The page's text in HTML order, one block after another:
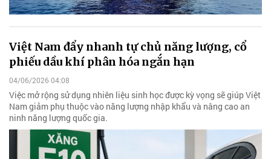
Việt Nam đẩy nhanh tự chủ năng lượng, cổ
phiếu dầu khí phân hóa ngắn hạn
04/06/2026 04:08
Việc mở rộng sử dụng nhiên liệu sinh học được kỳ vọng sẽ giúp Việt
Nam giảm phụ thuộc vào năng lượng nhập khẩu và nâng cao an
ninh năng lượng quốc gia.